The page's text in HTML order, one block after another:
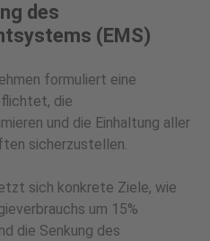
des
(EMS)
formuliert eine
die
und die Einhaltung aller
sicherzustellen.
sich konkrete Ziele, wie
um 15%
die Senkung des